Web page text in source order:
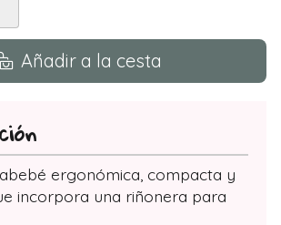
Añadir a la cesta
ergonómica, compacta y
incorpora una riñonera para